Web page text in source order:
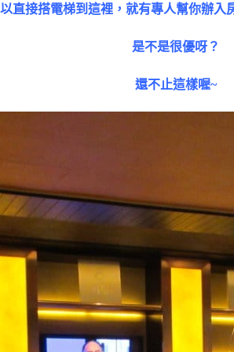
直接搭電梯到這裡，就有專人幫你辦入
是不是很優呀？
還不止這樣喔~